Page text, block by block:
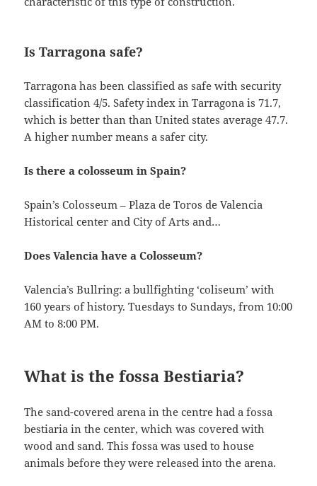
Is Tarragona safe?
Tarragona has been classified as safe with security
classification 4/5. Safety index in Tarragona is 71.7,
which is better than than United states average 47.7.
A higher number means a safer city.
Is there a colosseum in Spain?
Spain’s Colosseum – Plaza de Toros de Valencia
Historical center and City of Arts and…
Does Valencia have a Colosseum?
Valencia’s Bullring: a bullfighting ‘coliseum’ with
160 years of history. Tuesdays to Sundays, from 10:00
AM to 8:00 PM.
What is the fossa Bestiaria?
The sand-covered arena in the centre had a fossa
bestiaria in the center, which was covered with
wood and sand. This fossa was used to house
animals before they were released into the arena.